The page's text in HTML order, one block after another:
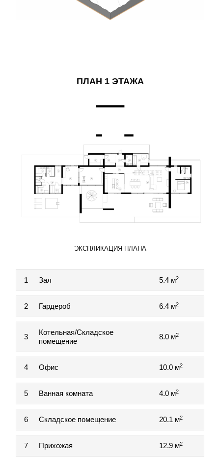
ПЛАН 1 ЭТАЖА
ЭКСПЛИКАЦИЯ ПЛАНА
1 Зал 5.4 м2
2 Гардероб 6.4 м2
3
Котельная/Складское
помещение
8.0 м2
4 Офис 10.0 м2
5 Ванная комната 4.0 м2
6 Складское помещение 20.1 м2
7 Прихожая 12.9 м2